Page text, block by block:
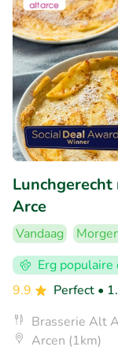
Arce
Vandaag
Erg populaire
9.9
Perfect •
Brasserie Alt
Arcen (1km)